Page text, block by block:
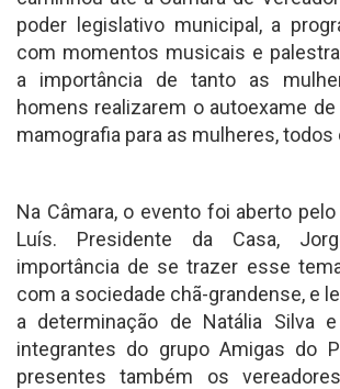
poder legislativo municipal, a
com momentos musicais e
a importância de tanto as
homens realizarem o autoexame de
mamografia para as mulheres, todos
Na Câmara, o evento foi aberto
Luís. Presidente da Casa,
importância de se trazer esse
com a sociedade chã-grandense, e
a determinação de Natália Silva
integrantes do grupo Amigas do
presentes também os